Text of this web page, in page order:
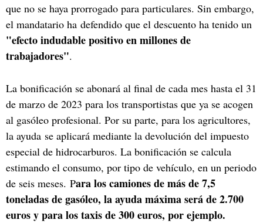
que no se haya prorrogado para particulares. Sin embargo,
el mandatario ha defendido que el descuento ha tenido un
"efecto indudable positivo en millones de
trabajadores".
La bonificación se abonará al final de cada mes hasta el 31
de marzo de 2023 para los transportistas que ya se acogen
al gasóleo profesional. Por su parte, para los agricultores,
la ayuda se aplicará mediante la devolución del impuesto
especial de hidrocarburos. La bonificación se calcula
estimando el consumo, por tipo de vehículo, en un periodo
de seis meses. Para los camiones de más de 7,5
toneladas de gasóleo, la ayuda máxima será de 2.700
euros y para los taxis de 300 euros, por ejemplo.